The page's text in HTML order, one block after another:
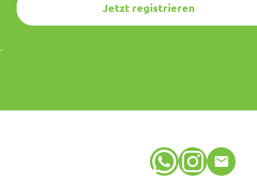
Jetzt registrieren
WhatsApp Instagram E-Mail